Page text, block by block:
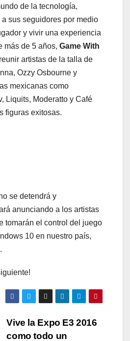
de la tecnología,
sus seguidores por medio
y vivir una experiencia
más de 5 años, Game With
artistas de la talla de
Ozzy Osbourne y
mexicanas como
Liquits, Moderatto y Café
figuras exitosas.
se detendrá y
anunciando a los artistas
tomarán el control del juego
10 en nuestro país,
Vive la Expo E3 2016
como todo un